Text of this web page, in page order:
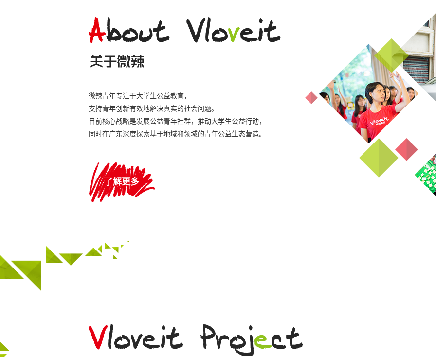
微辣青年专注于大学生公益教育，
支持青年创新有效地解决真实的社会问题。
目前核心战略是发展公益青年社群，推动大学生公益行动，
同时在广东深度探索基于地域和领域的青年公益生态营造。
了解更多